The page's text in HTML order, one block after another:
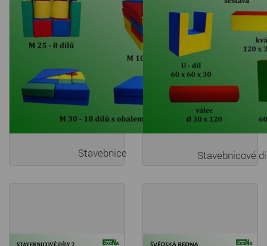
Stavebnice Stavebnicové